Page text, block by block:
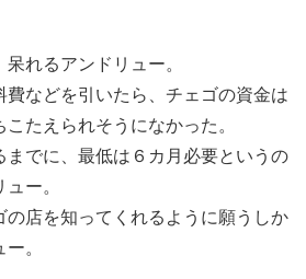
れるアンドリュー。
費などを引いたら、チェゴの資金は
たえられそうになかった。
までに、最低は６カ月必要というの
ー。
の店を知ってくれるように願うしか
。